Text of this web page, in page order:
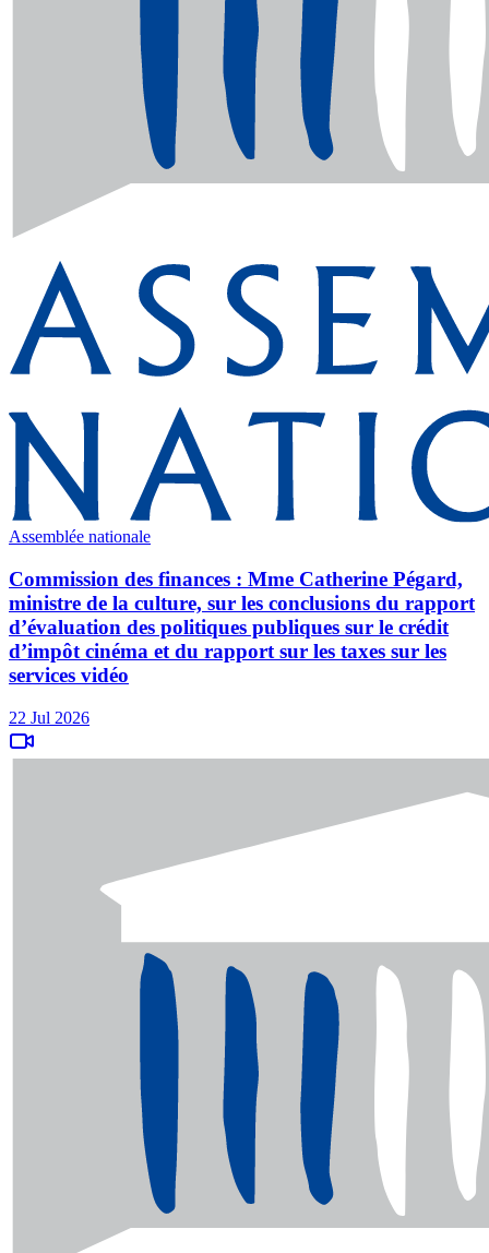
Assemblée nationale
Commission des finances : Mme Catherine Pégard,
ministre de la culture, sur les conclusions du rapport
d’évaluation des politiques publiques sur le crédit
d’impôt cinéma et du rapport sur les taxes sur les
services vidéo
22 Jul 2026